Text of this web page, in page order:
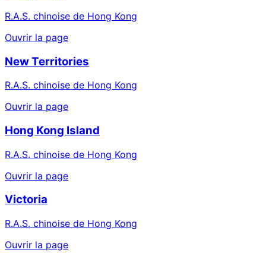
R.A.S. chinoise de Hong Kong
Ouvrir la page
New Territories
R.A.S. chinoise de Hong Kong
Ouvrir la page
Hong Kong Island
R.A.S. chinoise de Hong Kong
Ouvrir la page
Victoria
R.A.S. chinoise de Hong Kong
Ouvrir la page